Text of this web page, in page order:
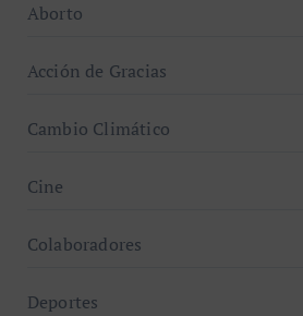
Aborto
Acción de Gracias
Cambio Climático
Cine
Colaboradores
Deportes